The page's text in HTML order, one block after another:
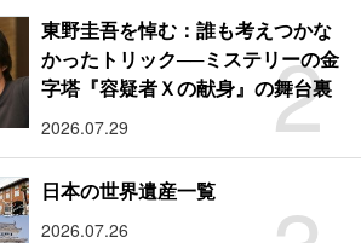
2
東野圭吾を悼む：誰も考えつかな
かったトリック──ミステリーの金
字塔『容疑者Ｘの献身』の舞台裏
2026.07.29
日本の世界遺産一覧
2026.07.26